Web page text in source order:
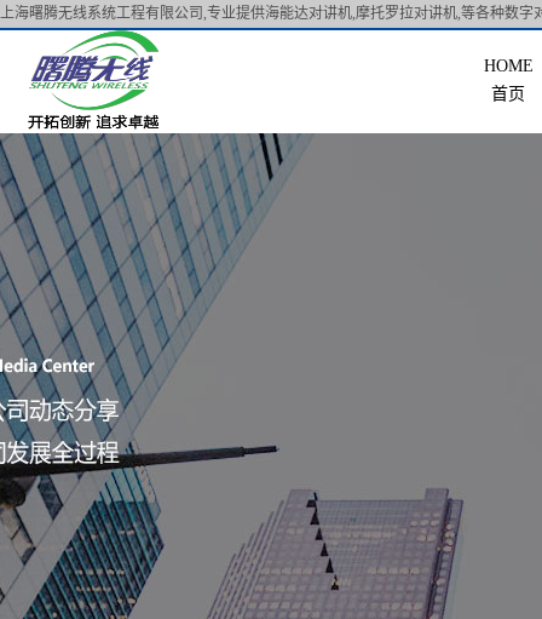
上海曙腾无线系统工程有限公司,专业提供海能达对讲机,摩托罗拉对讲机,等各种数字
首页